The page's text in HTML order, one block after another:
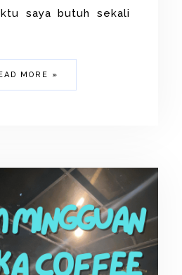
saya butuh sekali
MORE »